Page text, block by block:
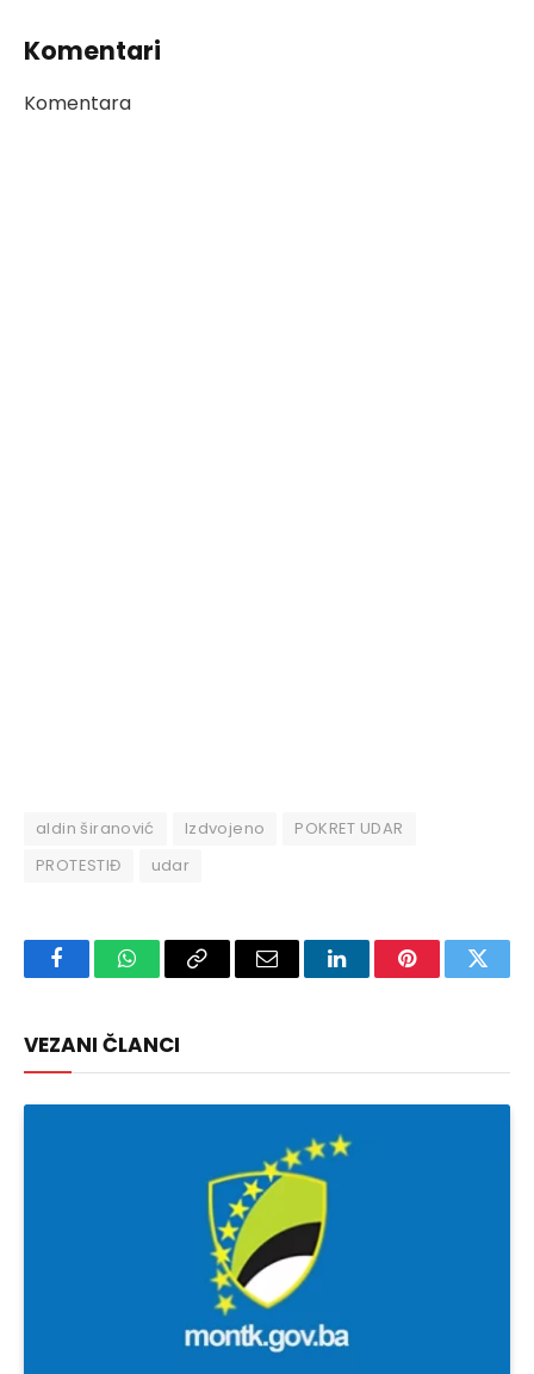
Komentari
Komentara
aldin širanović Izdvojeno
POKRET UDAR
PROTESTIĐ
udar
FacebookWhatsAppCopy
Email LinkedInPinterest
VEZANI ČLANCI